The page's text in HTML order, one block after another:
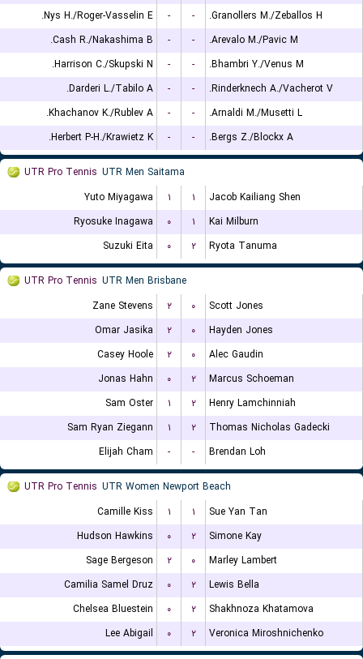
Nys H./Roger-Vasselin E.
- -
Granollers M./Zeballos H.
Cash R./Nakashima B.
- -
Arevalo M./Pavic M.
Harrison C./Skupski N.
- -
Bhambri Y./Venus M.
Darderi L./Tabilo A.
- -
Rinderknech A./Vacherot V.
Khachanov K./Rublev A.
- -
Arnaldi M./Musetti L.
Herbert P-H./Krawietz K.
- - Bergs Z./Blockx A.
UTR Pro Tennis UTR Men Saitama
Yuto Miyagawa
۱ ۱
Jacob Kailiang Shen
Ryosuke Inagawa
۰ ۱
Kai Milburn
Suzuki Eita
۰ ۲ Ryota Tanuma
UTR Pro Tennis UTR Men Brisbane
Zane Stevens
۲ ۰
Scott Jones
Omar Jasika
۲ ۰
Hayden Jones
Casey Hoole
۲ ۰
Alec Gaudin
Jonas Hahn
۰ ۲
Marcus Schoeman
Sam Oster
۱ ۲
Henry Lamchinniah
Sam Ryan Ziegann
۱ ۲
Thomas Nicholas Gadecki
Elijah Cham
- - Brendan Loh
UTR Pro Tennis UTR Women Newport Beach
Camille Kiss
۱ ۱
Sue Yan Tan
Hudson Hawkins
۰ ۲
Simone Kay
Sage Bergeson
۲ ۰
Marley Lambert
Camilia Samel Druz
۰ ۲
Lewis Bella
Chelsea Bluestein
۰ ۲
Shakhnoza Khatamova
Lee Abigail
۰ ۲ Veronica Miroshnichenko